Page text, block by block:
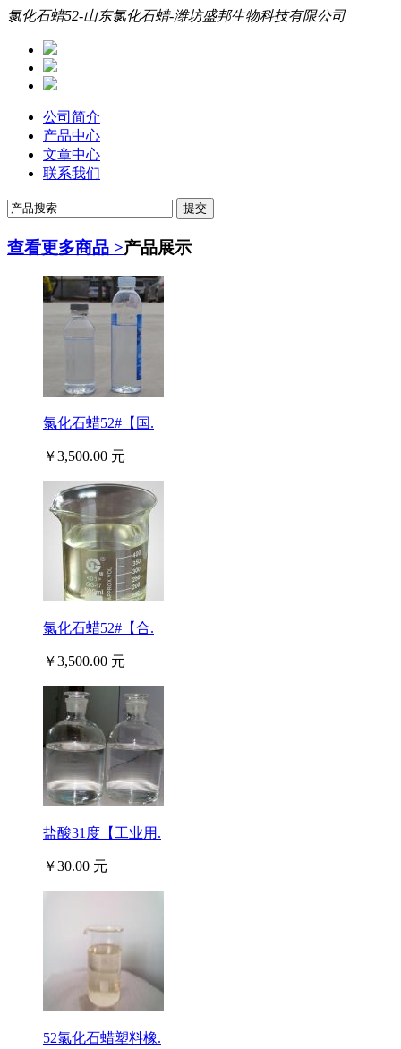
氯化石蜡52-山东氯化石蜡-潍坊盛邦生物科技有限公司
公司简介
产品中心
文章中心
联系我们
查看更多商品 >产品展示
氯化石蜡52#【国.
￥3,500.00 元
氯化石蜡52#【合.
￥3,500.00 元
盐酸31度【工业用.
￥30.00 元
52氯化石蜡塑料橡.